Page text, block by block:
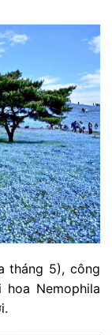
tháng 5), công
Nemophila